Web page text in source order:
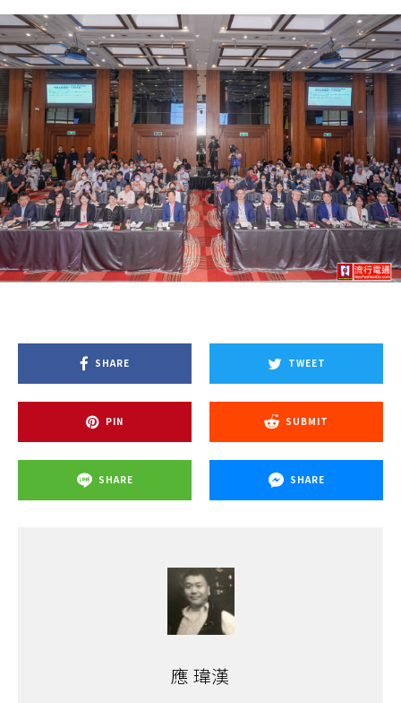
SHARE TWEET
PIN SUBMIT
SHARE SHARE
應 瑋漢